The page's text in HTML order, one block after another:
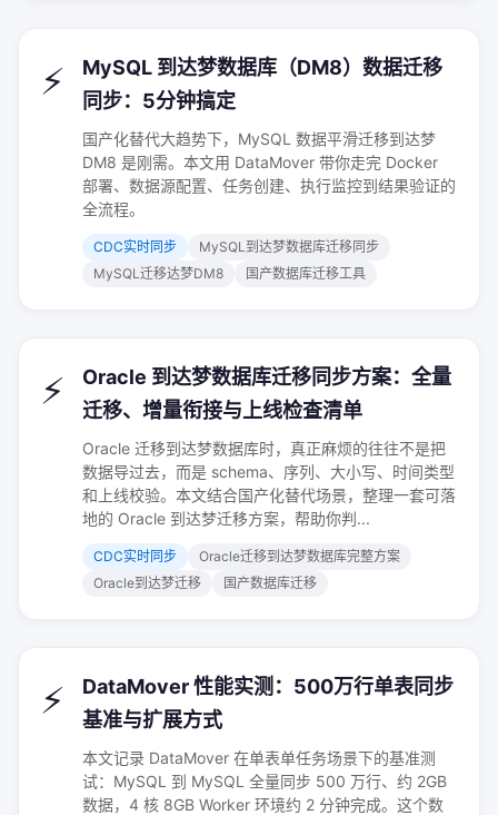
⚡
MySQL 到达梦数据库（DM8）数据迁移
同步：5分钟搞定
国产化替代大趋势下，MySQL 数据平滑迁移到达梦
DM8 是刚需。本文用 DataMover 带你走完 Docker
部署、数据源配置、任务创建、执行监控到结果验证的
全流程。
CDC实时同步
MySQL到达梦数据库迁移同步
MySQL迁移达梦DM8
国产数据库迁移工具
⚡
Oracle 到达梦数据库迁移同步方案：全量
迁移、增量衔接与上线检查清单
Oracle 迁移到达梦数据库时，真正麻烦的往往不是把
数据导过去，而是 schema、序列、大小写、时间类型
和上线校验。本文结合国产化替代场景，整理一套可落
地的 Oracle 到达梦迁移方案，帮助你判...
CDC实时同步
Oracle迁移到达梦数据库完整方案
Oracle到达梦迁移
国产数据库迁移
⚡
DataMover 性能实测：500万行单表同步
基准与扩展方式
本文记录 DataMover 在单表单任务场景下的基准测
试：MySQL 到 MySQL 全量同步 500 万行、约 2GB
数据，4 核 8GB Worker 环境约 2 分钟完成。这个数